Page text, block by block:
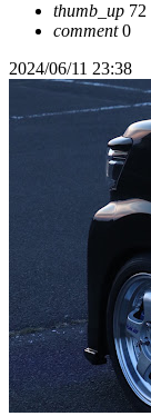
thumb_up 72
comment0
2024/06/11 23:38